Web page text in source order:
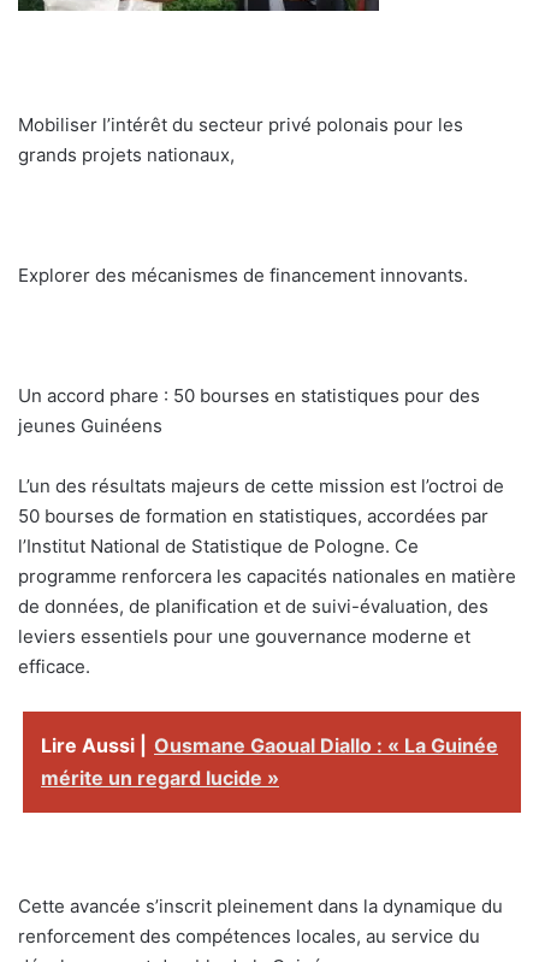
Mobiliser l’intérêt du secteur privé polonais pour les
grands projets nationaux,
Explorer des mécanismes de financement innovants.
Un accord phare : 50 bourses en statistiques pour des
jeunes Guinéens
L’un des résultats majeurs de cette mission est l’octroi de
50 bourses de formation en statistiques, accordées par
l’Institut National de Statistique de Pologne. Ce
programme renforcera les capacités nationales en matière
de données, de planification et de suivi-évaluation, des
leviers essentiels pour une gouvernance moderne et
efficace.
Lire Aussi |
Ousmane Gaoual Diallo : « La Guinée
mérite un regard lucide »
Cette avancée s’inscrit pleinement dans la dynamique du
renforcement des compétences locales, au service du